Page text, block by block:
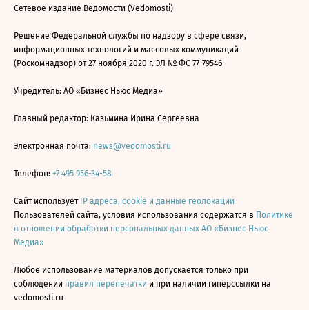
Сетевое издание Ведомости (Vedomosti)
Решение Федеральной службы по надзору в сфере связи,
информационных технологий и массовых коммуникаций
(Роскомнадзор) от 27 ноября 2020 г. ЭЛ № ФС 77-79546
Учредитель: АО «Бизнес Ньюс Медиа»
Главный редактор: Казьмина Ирина Сергеевна
Электронная почта: news@vedomosti.ru
Телефон: +7 495 956-34-58
Сайт использует IP адреса, cookie и данные геолокации
Пользователей сайта, условия использования содержатся в Политике
в отношении обработки персональных данных АО «Бизнес Ньюс
Медиа»
Любое использование материалов допускается только при
соблюдении правил перепечатки и при наличии гиперссылки на
vedomosti.ru